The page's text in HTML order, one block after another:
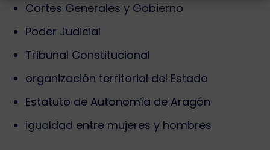
Cortes Generales y Gobierno
Poder Judicial
Tribunal Constitucional
organización territorial del Estado
Estatuto de Autonomía de Aragón
igualdad entre mujeres y hombres